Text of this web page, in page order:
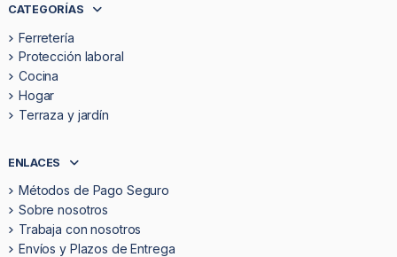
CATEGORÍAS
Ferretería
Protección laboral
Cocina
Hogar
Terraza y jardín
ENLACES
Métodos de Pago Seguro
Sobre nosotros
Trabaja con nosotros
Envíos y Plazos de Entrega